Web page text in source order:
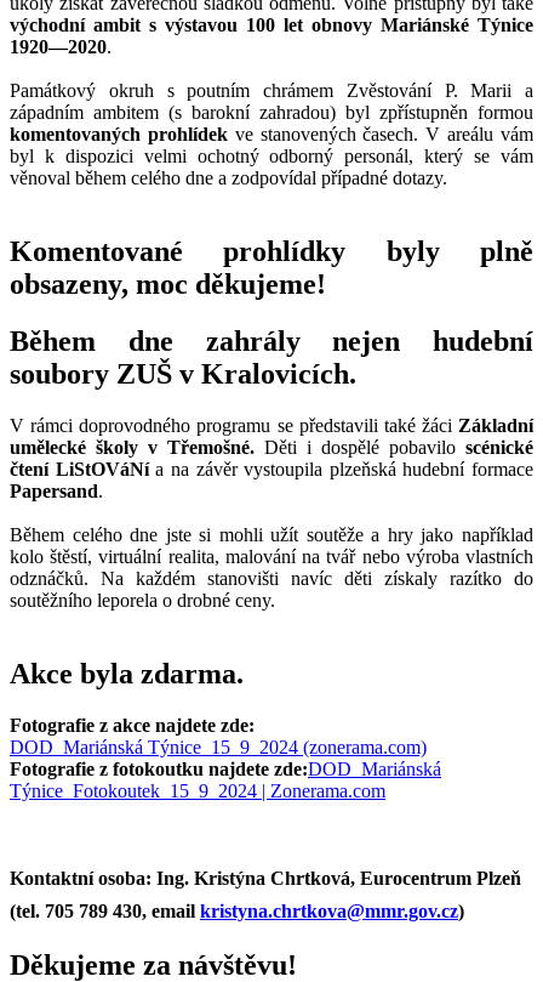
východní ambit s výstavou 100 let obnovy Mariánské Týnice
1920—2020.
Památkový okruh s poutním chrámem Zvěstování P. Marii a
západním ambitem (s barokní zahradou) byl zpřístupněn formou
komentovaných prohlídekve stanovených časech. V areálu vám
byl k dispozici velmi ochotný odborný personál, který se vám
věnoval během celého dne a zodpovídal případné dotazy.
Komentované prohlídky byly plně
obsazeny, moc děkujeme!
Během dne zahrály nejen hudební
soubory ZUŠ v Kralovicích.
V rámci doprovodného programu se představili také žáci Základní
umělecké školy v Třemošné. Děti i dospělé pobavilo scénické
čtení LiStOVáNía na závěr vystoupila plzeňská hudební formace
Papersand.
Během celého dne jste si mohli užít soutěže a hry jako například
kolo štěstí, virtuální realita, malování na tvář nebo výroba vlastních
odznáčků. Na každém stanovišti navíc děti získaly razítko do
soutěžního leporela o drobné ceny.
Akce byla zdarma.
Fotografie z akce najdete zde:
DOD_Mariánská Týnice_15_9_2024 (zonerama.com)
Fotografie z fotokoutku najdete zde:DOD_Mariánská
Týnice_Fotokoutek_15_9_2024 | Zonerama.com
Kontaktní osoba: Ing. Kristýna Chrtková, Eurocentrum Plzeň
(tel. 705 789 430, email kristyna.chrtkova@mmr.gov.cz)
Děkujeme za návštěvu!